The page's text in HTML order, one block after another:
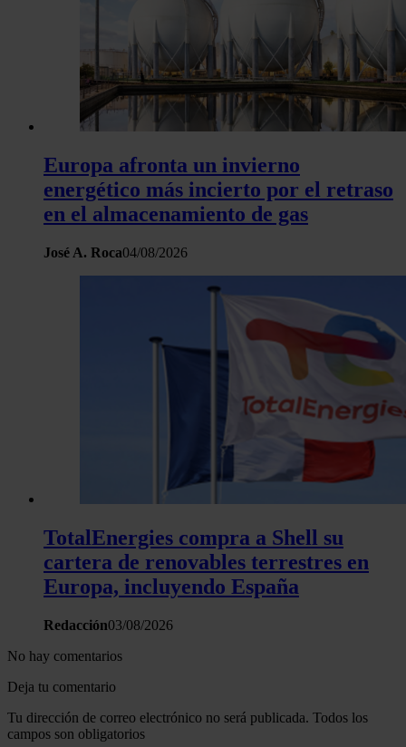
Las cookies de este sitio web se usan para personalizar el
y los anuncios, ofrecer funciones de redes sociales y
tráfico. Además, compartimos información sobre el uso que
sitio web con nuestros partners de redes sociales,
análisis web, quienes pueden combinarla con otra
haya proporcionado o que hayan recopilado a partir del uso
Europa afronta un invierno
energético más incierto por el retraso
en el almacenamiento de gas
José A. Roca04/08/2026
TotalEnergies compra a Shell su
cartera de renovables terrestres en
Europa, incluyendo España
Redacción03/08/2026
No hay comentarios
Deja tu comentario
Tu dirección de correo electrónico no será publicada. Todos los
campos son obligatorios